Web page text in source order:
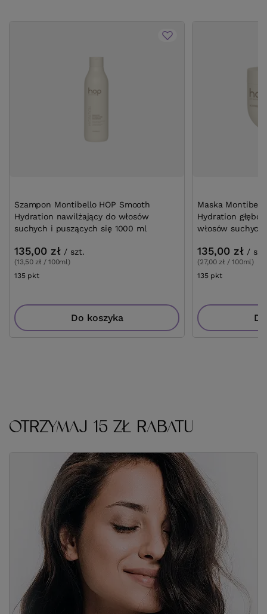
Szampon Montibello HOP Smooth
Hydration nawilżający do włosów
suchych i puszących się 1000 ml
135,00 zł / szt.
(13,50 zł / 100ml)
135 pktpunktów
Do koszyka
Maska
Hydration
włosów
135,00 zł /
(27,00 zł / 100ml)
135 pktpunktów
OTRZYMAJ 15 ZŁ RABATU